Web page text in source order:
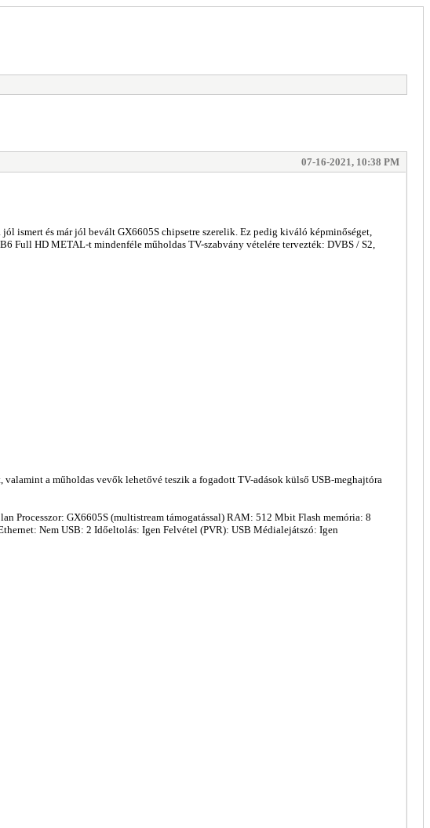
07-16-2021, 10:38 PM
jól ismert és már jól bevált GX6605S chipsetre szerelik. Ez pedig kiváló képminőséget,
Full HD METAL-t mindenféle műholdas TV-szabvány vételére tervezték: DVBS / S2,
a műholdas vevők lehetővé teszik a fogadott TV-adások külső USB-meghajtóra
GX6605S (multistream támogatással) RAM: 512 Mbit Flash memória: 8
Nem USB: 2 Időeltolás: Igen Felvétel (PVR): USB Médialejátszó: Igen